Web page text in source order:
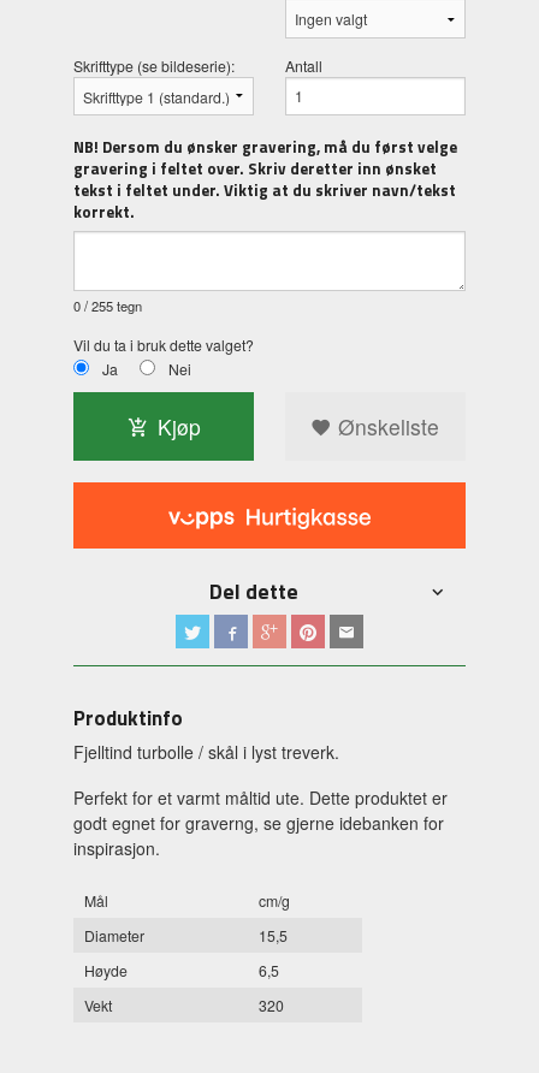
Skrifttype (se bildeserie): Antall
NB! Dersom du ønsker gravering, må du først velge
gravering i feltet over. Skriv deretter inn ønsket
tekst i feltet under. Viktig at du skriver navn/tekst
korrekt.
0/ 255 tegn
Vil du ta i bruk dette valget?
Ja
Nei
Kjøp Ønskeliste
Del dette
Produktinfo
Fjelltind turbolle / skål i lyst treverk.
Perfekt for et varmt måltid ute. Dette produktet er
godt egnet for graverng, se gjerne idebanken for
inspirasjon.
Mål
cm/g
Diameter
15,5
Høyde
6,5
Vekt
320